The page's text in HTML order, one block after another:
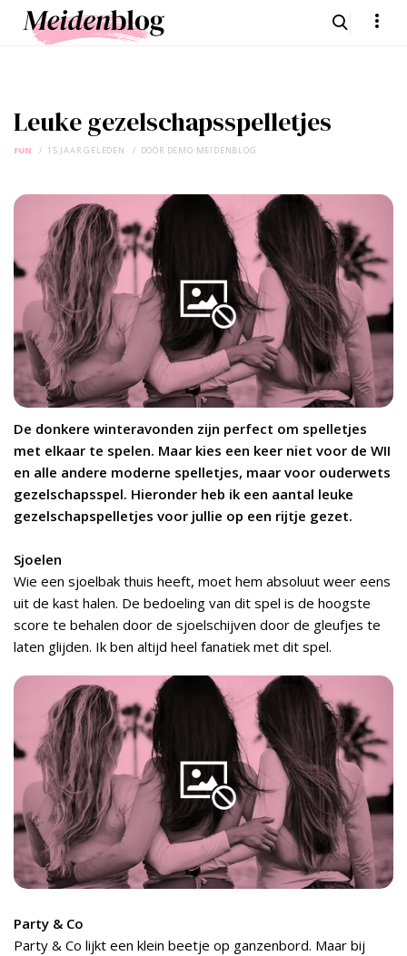
Leuke gezelschapsspelletjes
FUN 15 JAAR GELEDEN DOOR DEMO MEIDENBLOG
De donkere winteravonden zijn perfect om spelletjes
met elkaar te spelen. Maar kies een keer niet voor de WII
en alle andere moderne spelletjes, maar voor ouderwets
gezelschapsspel. Hieronder heb ik een aantal leuke
gezelschapspelletjes voor jullie op een rijtje gezet.
Sjoelen
Wie een sjoelbak thuis heeft, moet hem absoluut weer eens
uit de kast halen. De bedoeling van dit spel is de hoogste
score te behalen door de sjoelschijven door de gleufjes te
laten glijden. Ik ben altijd heel fanatiek met dit spel.
Party & Co
Party & Co lijkt een klein beetje op ganzenbord. Maar bij